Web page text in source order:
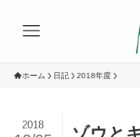
ホーム 日記 2018年度
2018